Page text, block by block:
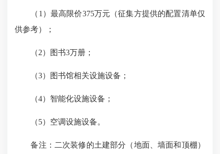
（1）最高限价375万元（征集方提供的配置清单仅
供参考）；
（2）图书3万册；
（3）图书馆相关设施设备；
（4）智能化设施设备；
（5）空调设施设备。
备注：二次装修的土建部分（地面、墙面和顶棚）